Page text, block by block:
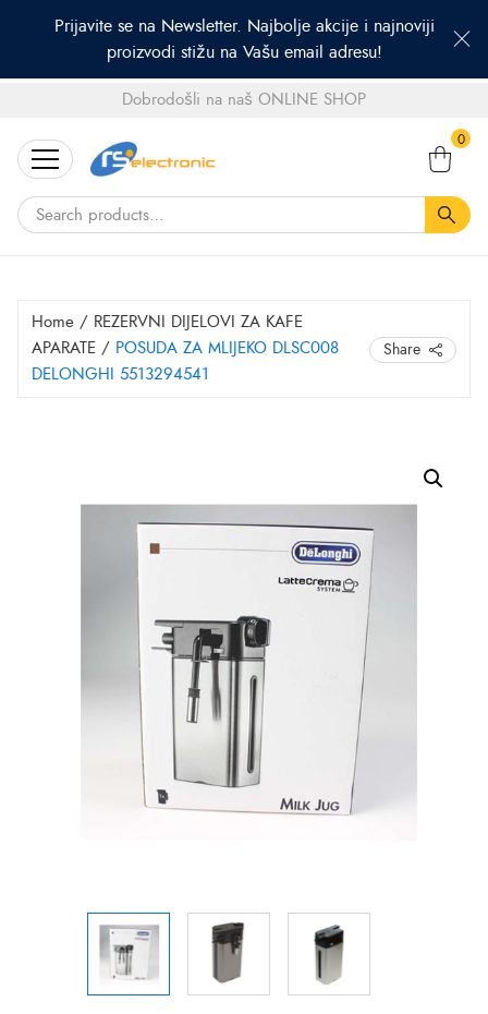
Prijavite se na Newsletter. Najbolje akcije i najnoviji
proizvodi stižu na Vašu email adresu!
Dobrodošli na naš ONLINE SHOP
for:
0
Home / REZERVNI DIJELOVI ZA KAFE
APARATE / POSUDA ZA MLIJEKO DLSC008
DELONGHI 5513294541
Share